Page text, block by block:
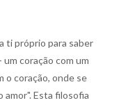
ti próprio para saber
coração com um
o coração, onde se
amor". Esta filosofia